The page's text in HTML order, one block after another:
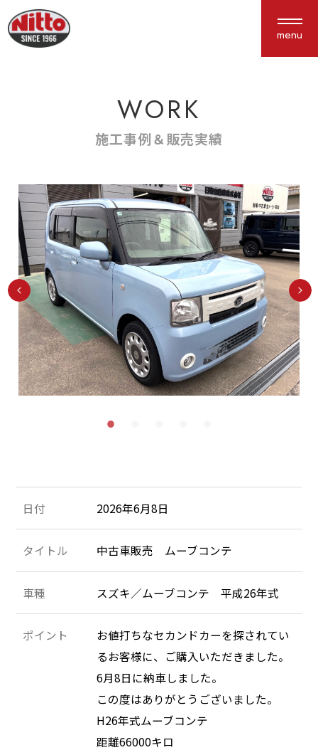
menu
私たちについて
会社概要
アクセス
Service
サービス紹介
鈑金塗装
保険
新車中古車販売
カスタム
Works
施工＆販売実績
Interview
お客様の声
Recruit
採用情報
お問合せ
WORK
施工事例＆販売実績
日付 2026年6月8日
タイトル 中古車販売 ムーブコンテ
車種 スズキ／ムーブコンテ 平成26年式
ポイント
お値打ちなセカンドカーを探されてい
るお客様に、ご購入いただきました。
6月8日に納車しました。
この度はありがとうございました。
H26年式ムーブコンテ
距離66000キロ